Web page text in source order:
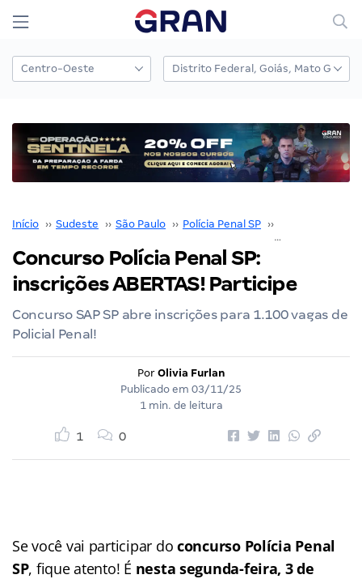
Início ›› Sudeste ›› São Paulo ›› Polícia Penal SP ››
Concurso Polícia Penal SP:
inscrições ABERTAS! Participe
Concurso SAP SP abre inscrições para 1.100 vagas de
Policial Penal!
Por Olivia Furlan
Publicado em 03/11/25
1 min. de leitura
1 0
Se você vai participar do concurso Polícia Penal
SP, fique atento! É nesta segunda-feira, 3 de